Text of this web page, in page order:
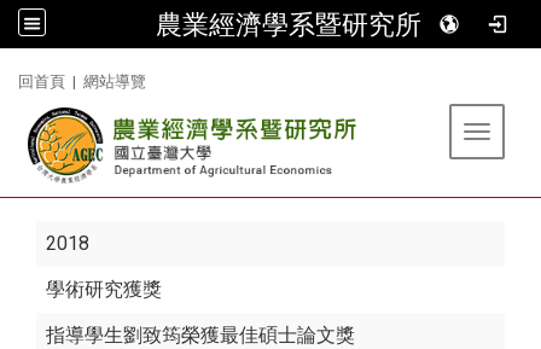
農業經濟學系暨研究所
回首頁 | 網站導覽
Toggle
2018
學術研究獲獎
指導學生劉致筠榮獲最佳碩士論文獎